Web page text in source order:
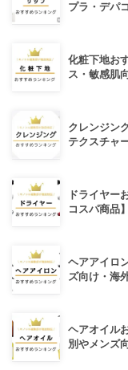
プラ・デパ
化粧下地お
ス・敏感肌
クレンジン
テクスチャ
ドライヤー
コスパ商品】
ヘアアイロ
ズ向け・海
ヘアオイル
別やメンズ